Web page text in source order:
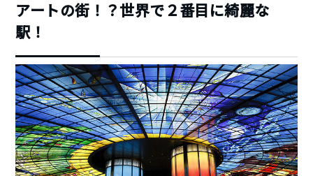
アートの街！？世界で２番目に綺麗な
駅！